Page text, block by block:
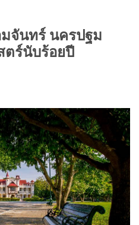
จันทร์ นครปฐม
ตร์นับร้อยปี